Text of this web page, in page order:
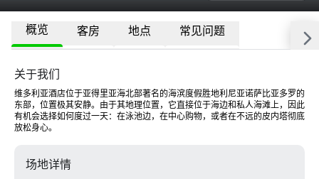
概览 客房 地点 常见问题
关于我们
维多利亚酒店位于亚得里亚海北部著名的海滨度假胜地利尼亚诺萨比亚多罗的
东部，位置极其安静。由于其地理位置，它直接位于海边和私人海滩上，因此
有机会选择如何度过一天：在泳池边，在中心购物，或者在不远的皮内塔彻底
放松身心。
场地详情